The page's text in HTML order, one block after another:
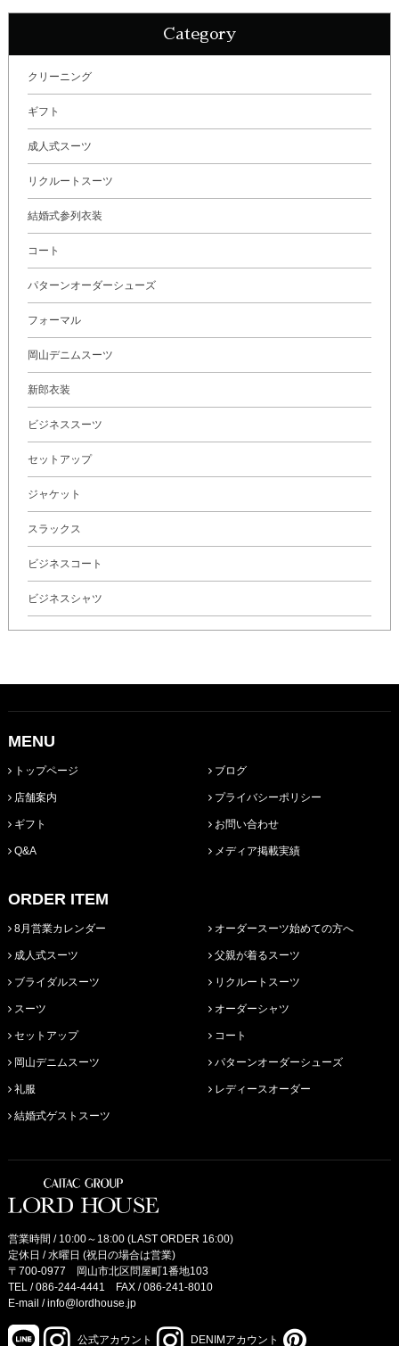
Category
クリーニング
ギフト
成人式スーツ
リクルートスーツ
結婚式参列衣装
コート
パターンオーダーシューズ
フォーマル
岡山デニムスーツ
新郎衣装
ビジネススーツ
セットアップ
ジャケット
スラックス
ビジネスコート
ビジネスシャツ
MENU
トップページ
店舗案内
ギフト
Q&A
ブログ
プライバシーポリシー
お問い合わせ
メディア掲載実績
ORDER ITEM
8月営業カレンダー
成人式スーツ
ブライダルスーツ
スーツ
セットアップ
岡山デニムスーツ
礼服
結婚式ゲストスーツ
オーダースーツ始めての方へ
父親が着るスーツ
リクルートスーツ
オーダーシャツ
コート
パターンオーダーシューズ
レディースオーダー
営業時間 / 10:00～18:00 (LAST ORDER 16:00)
定休日 / 水曜日 (祝日の場合は営業)
〒700-0977 岡山市北区問屋町1番地103
TEL /086-244-4441
FAX / 086-241-8010
E-mail /info@lordhouse.jp
公式アカウント DENIMアカウント